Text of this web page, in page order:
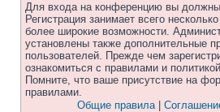
Для входа на конференцию вы должны
Регистрация занимает всего
более широкие возможности.
установлены также дополнительные
пользователей. Прежде чем
ознакомиться с правилами и
Помните, что ваше присутствие на
правилами.
Общие правила|